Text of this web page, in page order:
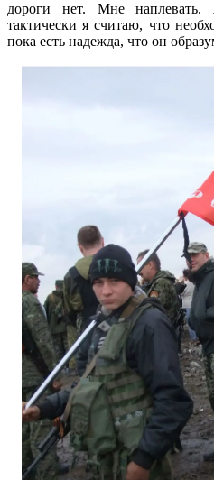
дороги нет. Мне
тактически я считаю, что
пока есть надежда, что он